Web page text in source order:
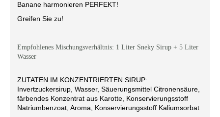
Banane harmonieren PERFEKT!
Greifen Sie zu!
Empfohlenes Mischungsverhältnis: 1 Liter Sneky Sirup + 5 Liter
Wasser
ZUTATEN IM KONZENTRIERTEN SIRUP:
Invertzuckersirup, Wasser, Säuerungsmittel Citronensäure,
färbendes Konzentrat aus Karotte, Konservierungsstoff
Natriumbenzoat, Aroma, Konservierungsstoff Kaliumsorbat